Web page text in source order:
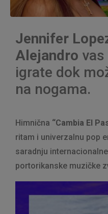
Jennifer
Alejandro vas
igrate dok
na nogama.
Himnična “Cambia El
ritam i univerzalnu pop
saradnju
portorikanske muzičke